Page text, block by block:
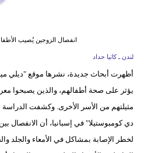
انفصال الزوجين يُصيب
لندن ـ كاتيا حداد
أظهرت أبحاث جديدة، نشرها موقع "ديلي
يؤثر على صحة أطفالهم، والذين يصبحوا
مثيلتهم من الأسر الأخرى. وكشفت
دي كومبوستيلا" في إسبانيا، أن الانفصال
لخطر الإصابة بمشاكل في الأمعاء والجلد